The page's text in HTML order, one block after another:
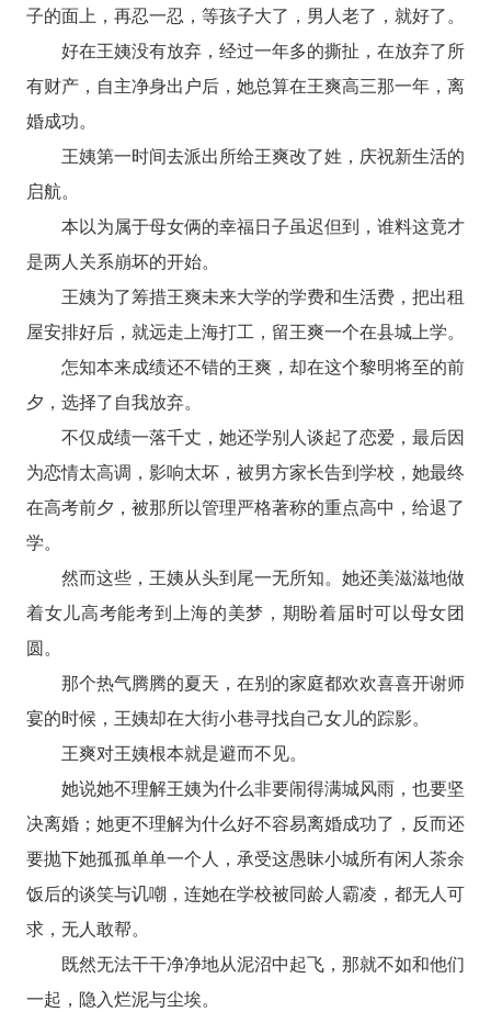
子的面上，再忍一忍，等孩子大了，男人老了，就好了。
好在王姨没有放弃，经过一年多的撕扯，在放弃了所
有财产，自主净身出户后，她总算在王爽高三那一年，离
婚成功。
王姨第一时间去派出所给王爽改了姓，庆祝新生活的
启航。
本以为属于母女俩的幸福日子虽迟但到，谁料这竟才
是两人关系崩坏的开始。
王姨为了筹措王爽未来大学的学费和生活费，把出租
屋安排好后，就远走上海打工，留王爽一个在县城上学。
怎知本来成绩还不错的王爽，却在这个黎明将至的前
夕，选择了自我放弃。
不仅成绩一落千丈，她还学别人谈起了恋爱，最后因
为恋情太高调，影响太坏，被男方家长告到学校，她最终
在高考前夕，被那所以管理严格著称的重点高中，给退了
学。
然而这些，王姨从头到尾一无所知。她还美滋滋地做
着女儿高考能考到上海的美梦，期盼着届时可以母女团
圆。
那个热气腾腾的夏天，在别的家庭都欢欢喜喜开谢师
宴的时候，王姨却在大街小巷寻找自己女儿的踪影。
王爽对王姨根本就是避而不见。
她说她不理解王姨为什么非要闹得满城风雨，也要坚
决离婚；她更不理解为什么好不容易离婚成功了，反而还
要抛下她孤孤单单一个人，承受这愚昧小城所有闲人茶余
饭后的谈笑与讥嘲，连她在学校被同龄人霸凌，都无人可
求，无人敢帮。
既然无法干干净净地从泥沼中起飞，那就不如和他们
一起，隐入烂泥与尘埃。